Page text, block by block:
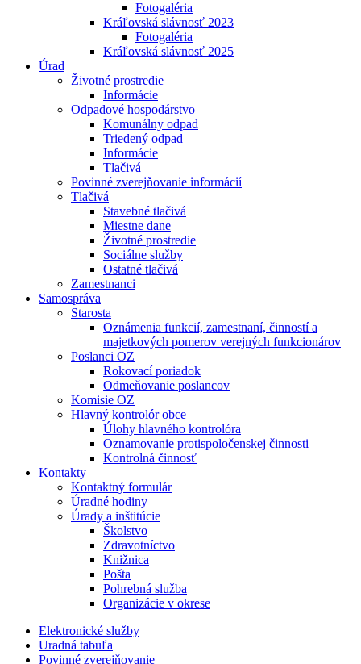
Fotogaléria
Kráľovská slávnosť 2023
Fotogaléria
Kráľovská slávnosť 2025
Úrad
Životné prostredie
Informácie
Odpadové hospodárstvo
Komunálny odpad
Triedený odpad
Informácie
Tlačivá
Povinné zverejňovanie informácií
Tlačivá
Stavebné tlačivá
Miestne dane
Životné prostredie
Sociálne služby
Ostatné tlačivá
Zamestnanci
Samospráva
Starosta
Oznámenia funkcií, zamestnaní, činností a
majetkových pomerov verejných funkcionárov
Poslanci OZ
Rokovací poriadok
Odmeňovanie poslancov
Komisie OZ
Hlavný kontrolór obce
Úlohy hlavného kontrolóra
Oznamovanie protispoločenskej činnosti
Kontrolná činnosť
Kontakty
Kontaktný formulár
Úradné hodiny
Úrady a inštitúcie
Školstvo
Zdravotníctvo
Knižnica
Pošta
Pohrebná služba
Organizácie v okrese
Elektronické služby
Uradná tabuľa
Povinné zverejňovanie